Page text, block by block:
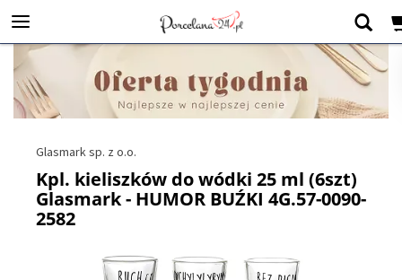
Glasmark sp. z o.o.
Kpl. kieliszków do wódki 25 ml (6szt)
Glasmark - HUMOR BUŹKI 4G.57-0090-
2582